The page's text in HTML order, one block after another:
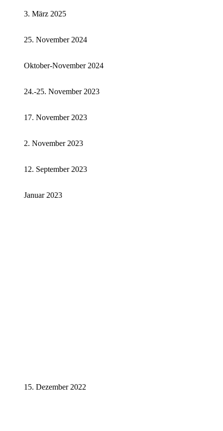
3. März 2025
25. November 2024
Oktober-November 2024
24.-25. November 2023
17. November 2023
2. November 2023
12. September 2023
Januar 2023
15. Dezember 2022